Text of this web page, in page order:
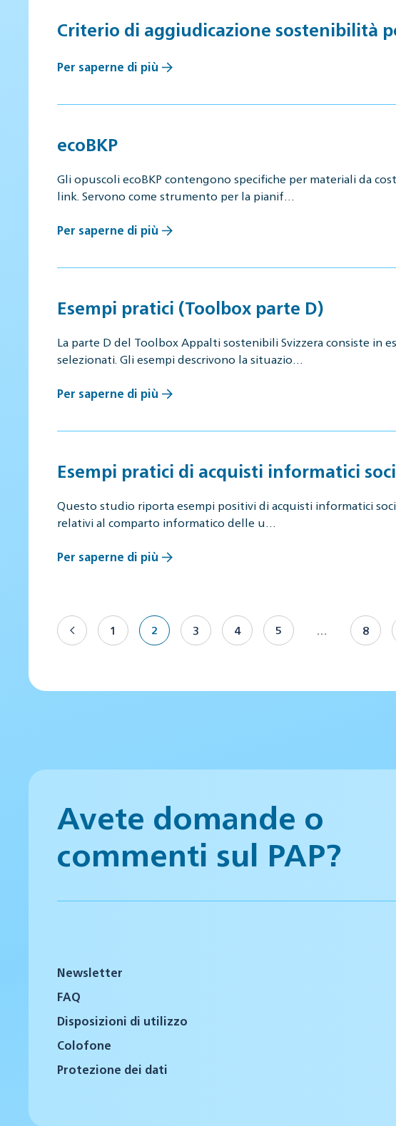
Criterio di aggiudicazione sostenibilità
Per saperne di più
ecoBKP
Gli opuscoli ecoBKP contengono specifiche per materiali da
link. Servono come strumento per la pianif…
Per saperne di più
Esempi pratici (Toolbox parte D)
La parte D del Toolbox Appalti sostenibili Svizzera consiste
selezionati. Gli esempi descrivono la situazio…
Per saperne di più
Esempi pratici di acquisti informatici
Questo studio riporta esempi positivi di acquisti informatici
relativi al comparto informatico delle u…
Per saperne di più
1 2 3 4 5 8
Avete domande o
commenti sul PAP?
Newsletter
FAQ
Disposizioni di utilizzo
Colofone
Protezione dei dati